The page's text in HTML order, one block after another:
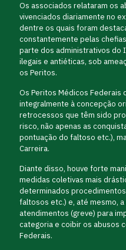
Os associados relataram os
vivenciados diariamente no
dentre os quais foram
constantemente pelas
parte dos administrativos do
ilegais e antiéticas, sob
os Peritos.
Os Peritos Médicos Federais
integralmente à concepção
retrocessos que têm sido
risco, não apenas as
pontuação do faltoso etc.),
Carreira.
Diante disso, houve forte
medidas coletivas mais
determinados procedimentos
faltosos etc.) e, até mesmo,
atendimentos (greve) para
categoria e coibir os abusos
Federais.